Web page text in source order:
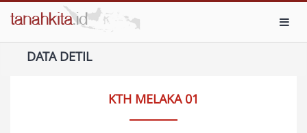
DATA DETIL
KTH MELAKA 01